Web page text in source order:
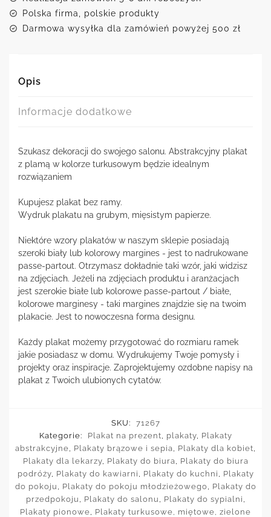
Polska firma, polskie produkty
Darmowa wysyłka dla zamówień powyżej 500 zł
Opis
Informacje dodatkowe
Szukasz dekoracji do swojego salonu. Abstrakcyjny plakat
z plamą w kolorze turkusowym będzie idealnym
rozwiązaniem
Kupujesz plakat bez ramy.
Wydruk plakatu na grubym, mięsistym papierze.
Niektóre wzory plakatów w naszym sklepie posiadają
szeroki biały lub kolorowy margines - jest to nadrukowane
passe-partout. Otrzymasz dokładnie taki wzór, jaki widzisz
na zdjęciach. Jeżeli na zdjęciach produktu i aranżacjach
jest szerokie białe lub kolorowe passe-partout / białe,
kolorowe marginesy - taki margines znajdzie się na twoim
plakacie. Jest to nowoczesna forma designu.
Każdy plakat możemy przygotować do rozmiaru ramek
jakie posiadasz w domu. Wydrukujemy Twoje pomysły i
projekty oraz inspiracje. Zaprojektujemy ozdobne napisy na
plakat z Twoich ulubionych cytatów.
SKU:
71267
Kategorie:
Plakat na prezent plakaty, Plakaty
abstrakcyjne
Plakaty brązowe i sepia Plakaty dla kobiet
Plakaty dla lekarzy, Plakaty do biura
Plakaty do biura
podróży, Plakaty do kawiarni Plakaty do kuchni
Plakaty
do pokoju
Plakaty do pokoju młodzieżowego
Plakaty do
przedpokoju
Plakaty do salonu Plakaty do sypialni
Plakaty pionowe
Plakaty turkusowe, miętowe, zielone